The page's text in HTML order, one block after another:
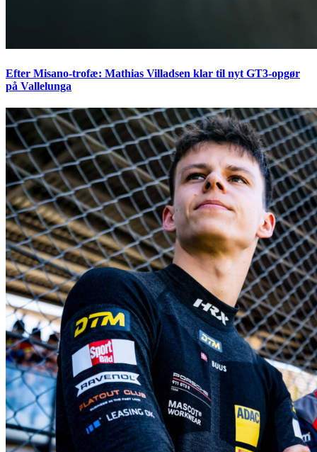
Efter Misano-trofæ: Mathias Villadsen klar til nyt GT3-opgør
på Vallelunga